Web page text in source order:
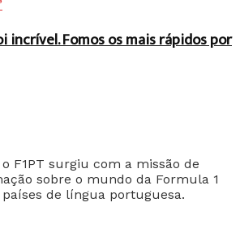
Fomos os mais rápidos por
F1PT surgiu com a missão de
sobre o mundo da Formula 1
de língua portuguesa.